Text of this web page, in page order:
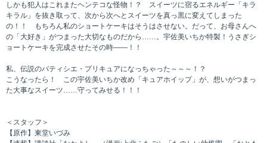
しかも犯人はこれまたヘンテコな怪物！？ スイーツに宿るエネルギー「キラ
キラル」を抜き取って、次から次へとスイーツを真っ黒に変えてしまった
の！！ もちろん私のショートケーキはそうはさせない。だって、お母さんへ
の「大好き」がつまった大切なものだから……。宇佐美いちか特製！うさぎシ
ョートケーキを完成させたその時――！！
私、伝説のパティシエ・プリキュアになっちゃった～～～！？
こうなったら！ この宇佐美いちか改め「キュアホイップ」が、想いがつまっ
た大事なスイーツ……守ってみせる！！！
＜スタッフ＞
【原作】東堂いづみ